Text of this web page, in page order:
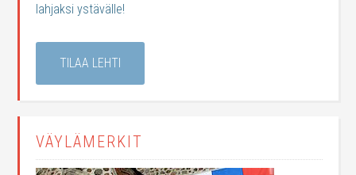
lahjaksi ystävälle!
TILAA LEHTI
VÄYLÄMERKIT